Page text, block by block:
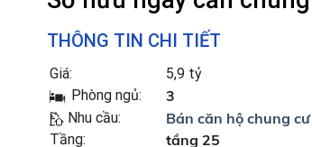
THÔNG TIN CHI TIẾT
Giá: 5,9 tỷ
Phòng ngủ:
3
Nhu cầu: Bán căn hộ chung
Tầng: tầng 25